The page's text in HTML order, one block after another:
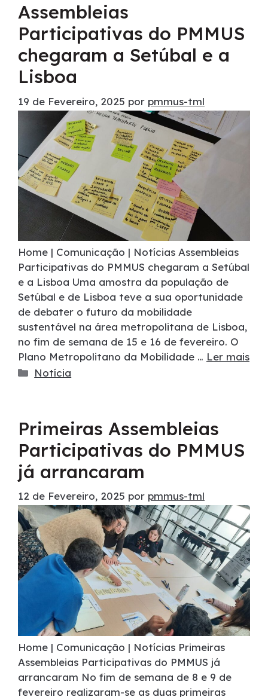
Assembleias
Participativas do PMMUS
chegaram a Setúbal e a
Lisboa
19 de Fevereiro, 2025 por pmmus-tml
Home | Comunicação | Notícias Assembleias
Participativas do PMMUS chegaram a Setúbal
e a Lisboa Uma amostra da população de
Setúbal e de Lisboa teve a sua oportunidade
de debater o futuro da mobilidade
sustentável na área metropolitana de Lisboa,
no fim de semana de 15 e 16 de fevereiro. O
Plano Metropolitano da Mobilidade … Ler mais
Notícia
Primeiras Assembleias
Participativas do PMMUS
já arrancaram
12 de Fevereiro, 2025 por pmmus-tml
Home | Comunicação | Notícias Primeiras
Assembleias Participativas do PMMUS já
arrancaram No fim de semana de 8 e 9 de
fevereiro realizaram-se as duas primeiras